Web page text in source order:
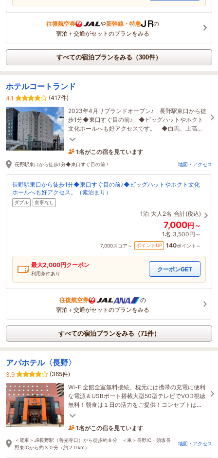
往復航空券 や新幹線・特急
の
宿泊＋交通がセットのプランをみる
すべての宿泊プランをみる（300件）
ホテルコートランド
4.1
(417件)
2023年4月リブランドオープン♪ 長野駅東口から徒
歩1分◆東口すぐ目の前♪ ◆ビッグハットやホクト
文化ホールへも好アクセスです。 ◆白馬、上高
地、志賀高原へのバスターミナルもすぐそば♪
1名がこの宿を見ています
長野駅東口から徒歩1分◆東口すぐ目の前！ 地図・アクセス
長野駅東口から徒歩1分◆東口すぐ目の前♪◆ビッグハットやホクト文化
ホールへも好アクセス。（素泊まり）
ダブル 食事なし
1泊 大人2名 合計(税込)
7,000円～
1名 3,500円～
7,000スコア～ ポイントUP 140ポイント～
最大2,000円クーポン
利用条件あり
クーポンGET
往復航空券
の
宿泊＋交通がセットのプランをみる
すべての宿泊プランをみる（71件）
アパホテル〈長野〉
3.9
(365件)
Wi-Fi全館全室無料接続、枕元には携帯の充電に便利
な電源＆USBポート搭載大型50型テレビでVOD視聴
無料！朝食は１日の活力をご提供！コンセプトは
「ご当地食材・メニュー×手作り×有機野菜」
1名がこの宿を見ています
14分前に予約されました
＜電車＞JR長野駅（善光寺口）から徒歩約８分 ＜車＞長野IC・須坂長
野東ICから約３０分（約２０km）
地図・アクセス